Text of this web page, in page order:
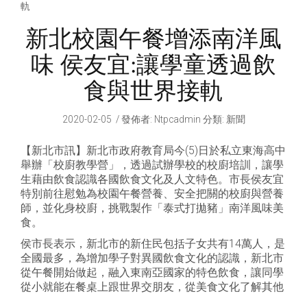
軌
新北校園午餐增添南洋風
味 侯友宜:讓學童透過飲
食與世界接軌
2020-02-05 發佈者: Ntpcadmin 分類: 新聞
【新北市訊】新北市政府教育局今(5)日於私立東海高中
舉辦「校廚教學營」，透過試辦學校的校廚培訓，讓學
生藉由飲食認識各國飲食文化及人文特色。市長侯友宜
特別前往慰勉為校園午餐營養、安全把關的校廚與營養
師，並化身校廚，挑戰製作「泰式打拋豬」南洋風味美
食。
侯市長表示，新北市的新住民包括子女共有14萬人，是
全國最多，為增加學子對異國飲食文化的認識，新北市
從午餐開始做起，融入東南亞國家的特色飲食，讓同學
從小就能在餐桌上跟世界交朋友，從美食文化了解其他